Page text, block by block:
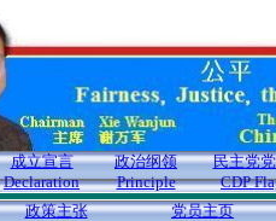
成立宣言
Declaration
政治纲领
Principle
民主党
CDP
政策主张
党员主页